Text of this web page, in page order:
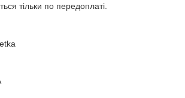
тільки по передоплаті.